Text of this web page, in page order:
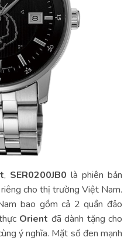
, SER0200JB0 là phiên bản
cho thị trường Việt Nam.
bao gồm cả 2 quần đảo
Orient đã dành tặng cho
ý nghĩa. Mặt số đen mạnh